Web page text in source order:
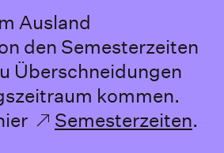
Ausland
den Semesterzeiten
Überschneidungen
kommen.
Semesterzeiten.